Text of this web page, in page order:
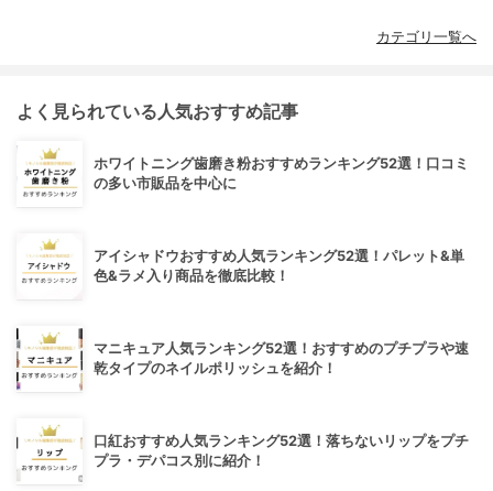
カテゴリ一覧へ
よく見られている人気おすすめ記事
ホワイトニング歯磨き粉おすすめランキング52選！口コミ
の多い市販品を中心に
アイシャドウおすすめ人気ランキング52選！パレット&単
色&ラメ入り商品を徹底比較！
マニキュア人気ランキング52選！おすすめのプチプラや速
乾タイプのネイルポリッシュを紹介！
口紅おすすめ人気ランキング52選！落ちないリップをプチ
プラ・デパコス別に紹介！